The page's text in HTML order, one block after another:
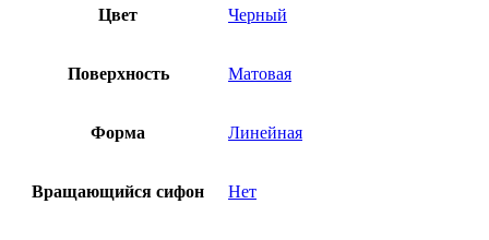
Цвет Черный
Поверхность Матовая
Форма Линейная
Вращающийся сифон Нет